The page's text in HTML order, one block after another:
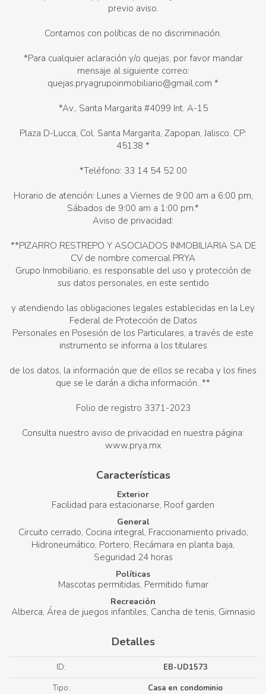
previo aviso.
Contamos con políticas de no discriminación.
*Para cualquier aclaración y/o quejas, por favor mandar
mensaje al siguiente correo:
quejas.pryagrupoinmobiliario@gmail.com *
*Av., Santa Margarita #4099 Int. A-15
Plaza D-Lucca, Col. Santa Margarita, Zapopan, Jalisco. CP:
45138 *
*Teléfono: 33 14 54 52 00
Horario de atención: Lunes a Viernes de 9:00 am a 6:00 pm,
Sábados de 9:00 am a 1:00 pm.*
Aviso de privacidad:
**PIZARRO RESTREPO Y ASOCIADOS INMOBILIARIA SA DE
CV de nombre comercial PRYA
Grupo Inmobiliario, es responsable del uso y protección de
sus datos personales, en este sentido
y atendiendo las obligaciones legales establecidas en la Ley
Federal de Protección de Datos
Personales en Posesión de los Particulares, a través de este
instrumento se informa a los titulares
de los datos, la información que de ellos se recaba y los fines
que se le darán a dicha información...**
Folio de registro 3371-2023
Consulta nuestro aviso de privacidad en nuestra página:
www.prya.mx
Características
Exterior
Facilidad para estacionarse Roof garden
General
Circuito cerrado Cocina integral Fraccionamiento privado
Hidroneumático Portero Recámara en planta baja
Seguridad 24 horas
Políticas
Mascotas permitidas Permitido fumar
Recreación
Alberca Área de juegos infantiles Cancha de tenis Gimnasio
Detalles
ID:
EB-UD1573
Tipo:
Casa en condominio